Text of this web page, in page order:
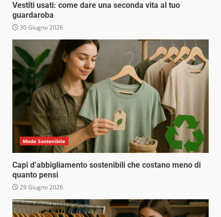
Vestiti usati: come dare una seconda vita al tuo
guardaroba
30 Giugno 2026
Moda Sostenibile
Capi d’abbigliamento sostenibili che costano meno di
quanto pensi
29 Giugno 2026